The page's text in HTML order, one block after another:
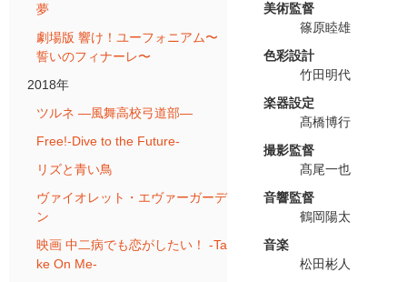
夢
劇場版 響け！ユーフォニアム〜
誓いのフィナーレ〜
2018年
ツルネ ―風舞高校弓道部―
Free!-Dive to the Future-
リズと青い鳥
ヴァイオレット・エヴァーガーデ
ン
映画 中二病でも恋がしたい！ -Ta
ke On Me-
美術監督
篠原睦雄
色彩設計
竹田明代
楽器設定
髙橋博行
撮影監督
髙尾一也
音響監督
鶴岡陽太
音楽
松田彬人